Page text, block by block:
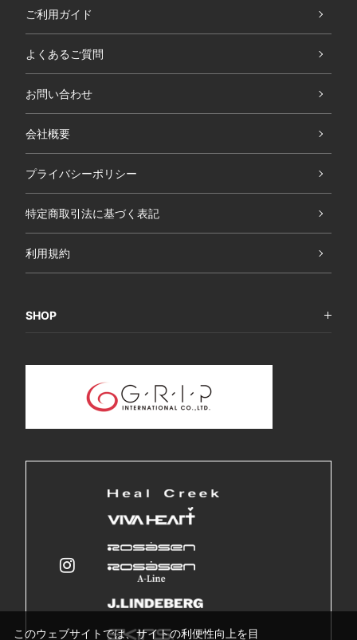
ご利用ガイド
よくあるご質問
お問い合わせ
会社概要
プライバシーポリシー
特定商取引法に基づく表記
利用規約
SHOP
このウェブサイトでは、サイトの利便性向上を目